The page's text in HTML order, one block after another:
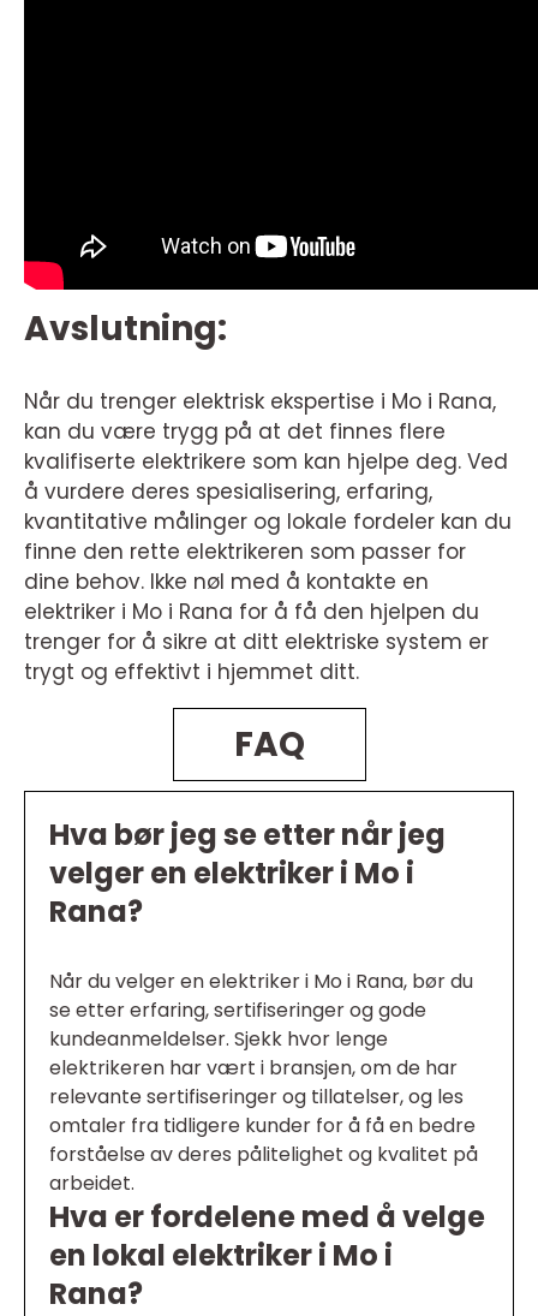
Avslutning:
Når du trenger elektrisk ekspertise i Mo i Rana,
kan du være trygg på at det finnes flere
kvalifiserte elektrikere som kan hjelpe deg. Ved
å vurdere deres spesialisering, erfaring,
kvantitative målinger og lokale fordeler kan du
finne den rette elektrikeren som passer for
dine behov. Ikke nøl med å kontakte en
elektriker i Mo i Rana for å få den hjelpen du
trenger for å sikre at ditt elektriske system er
trygt og effektivt i hjemmet ditt.
FAQ
Hva bør jeg se etter når jeg
velger en elektriker i Mo i
Rana?
Når du velger en elektriker i Mo i Rana, bør du
se etter erfaring, sertifiseringer og gode
kundeanmeldelser. Sjekk hvor lenge
elektrikeren har vært i bransjen, om de har
relevante sertifiseringer og tillatelser, og les
omtaler fra tidligere kunder for å få en bedre
forståelse av deres pålitelighet og kvalitet på
arbeidet.
Hva er fordelene med å velge
en lokal elektriker i Mo i
Rana?